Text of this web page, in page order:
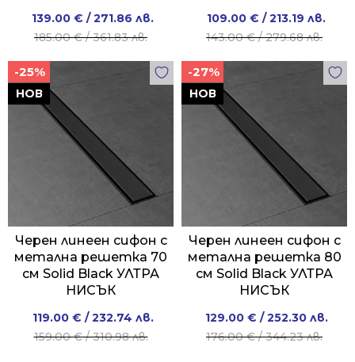
185.00€/ 361.83 лв.
Original
price
139.00 € / 271.86 лв.
Current
price
143.00€/ 279.68 лв.
Original
price
109.00 € / 213.19 лв.
Current
price
НОВ
-25%
Черен линеен сифон с
метална решетка 70
см Solid Black УЛТРА
НИСЪК
159.00€/ 310.98 лв.
Original
price
119.00 € / 232.74 лв.
Current
price
НОВ
-27%
Черен линеен сифон с
метална решетка 80
см Solid Black УЛТРА
НИСЪК
176.00€/ 344.23 лв.
Original
price
129.00 € / 252.30 лв.
Current
price